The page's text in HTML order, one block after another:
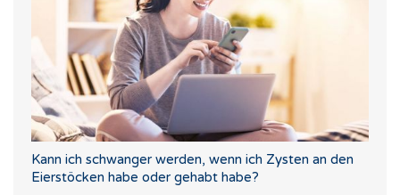
Kann ich schwanger werden, wenn ich Zysten an den
Eierstöcken habe oder gehabt habe?